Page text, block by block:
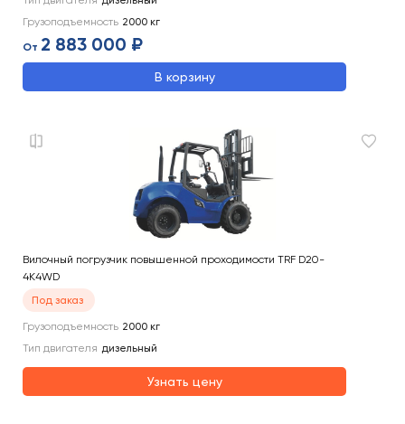
Грузоподъемность 2000 кг
От 2 883 000 ₽
В корзину
Вилочный погрузчик повышенной проходимости TRF D20-
4K4WD
Под заказ
Грузоподъемность 2000 кг
Тип двигателя дизельный
Узнать цену